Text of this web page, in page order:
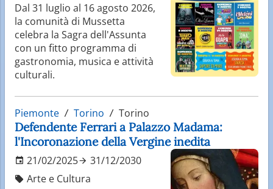
Dal 31 luglio al 16 agosto 2026,
la comunità di Mussetta
celebra la Sagra dell'Assunta
con un fitto programma di
gastronomia, musica e attività
culturali.
Piemonte Torino Torino
Defendente Ferrari a Palazzo Madama:
l'Incoronazione della Vergine inedita
21/02/2025
31/12/2030
Arte e Cultura